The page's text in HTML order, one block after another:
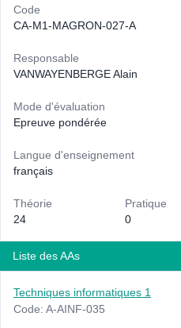
Code
CA-M1-MAGRON-027-A
Responsable
VANWAYENBERGE Alain
Mode d'évaluation
Epreuve pondérée
Langue d'enseignement
français
Théorie
24
Pratique
0
Liste des AAs
Techniques informatiques 1
Code: A-AINF-035